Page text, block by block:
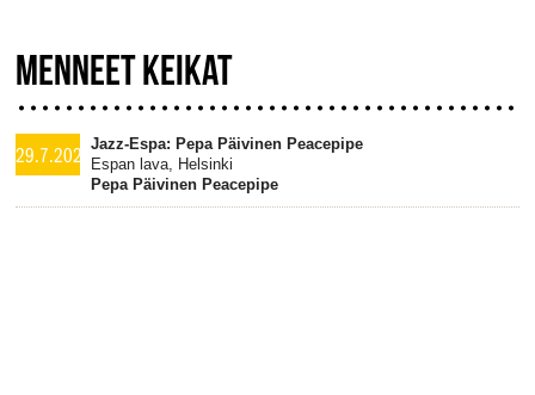
MENNEET KEIKAT
29.7.2026Jazz-Espa: Pepa Päivinen Peacepipe
Espan lava, Helsinki
Pepa Päivinen Peacepipe